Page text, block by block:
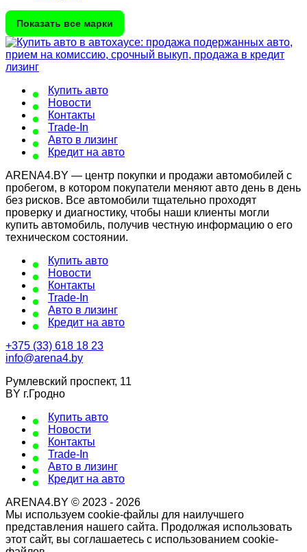
Показать все марки
Купить авто
Новости
Контакты
Trade-In
Авто в лизинг
Кредит на авто
ARENA4.BY — центр покупки и продажи автомобилей с
пробегом, в котором покупатели меняют авто день в день
без рисков. Все автомобили тщательно проходят
проверку и диагностику, чтобы наши клиенты могли
купить автомобиль, получив честную информацию о его
техническом состоянии.
Купить авто
Новости
Контакты
Trade-In
Авто в лизинг
Кредит на авто
+375 (33) 618 18 23
info@arena4.by
Румлевский проспект, 11
BY г.Гродно
Купить авто
Новости
Контакты
Trade-In
Авто в лизинг
Кредит на авто
ARENA4.BY © 2023 - 2026
Мы используем cookie-файлы для наилучшего
представления нашего сайта. Продолжая использовать
этот сайт, вы соглашаетесь с использованием cookie-